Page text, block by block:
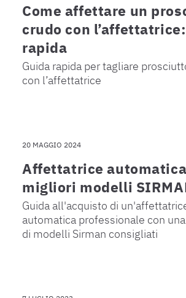
Come affettare un
crudo con
rapida
Guida rapida per tagliare
con l’affettatrice
20 MAGGIO 2024
Affettatrice
migliori modelli
Guida all'acquisto di
automatica professionale con
di modelli Sirman consigliati